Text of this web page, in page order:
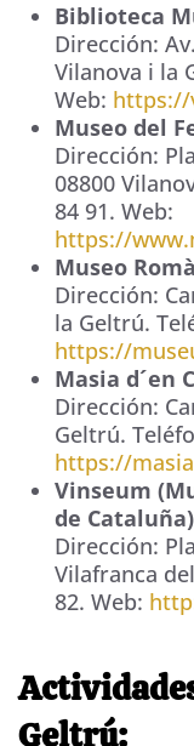
Biblioteca
Dirección:
Vilanova i la
Web: https://
Museo del
Dirección:
08800
84 91. Web:
https://
Museo
Dirección:
la Geltrú.
https://
Masia d´en
Dirección:
Geltrú.
https://
Vinseum
de
Dirección:
Vilafranca
82. Web:
Geltrú: